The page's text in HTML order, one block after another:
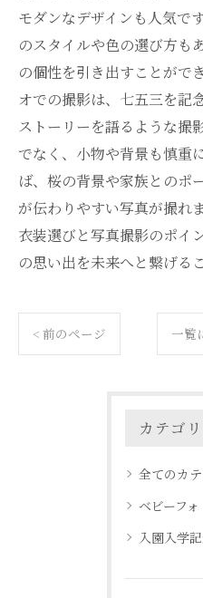
モダンなデザインも人気で
のスタイルや色の選び方も
の個性を引き出すことがで
オでの撮影は、七五三を記
ストーリーを語るような撮
でなく、小物や背景も慎重
ば、桜の背景や家族とのポ
が伝わりやすい写真が撮れ
衣装選びと写真撮影のポイ
の思い出を未来へと繋げる
< 前のページ 一覧
カテゴ
全てのカ
ベビーフォト
入園入学